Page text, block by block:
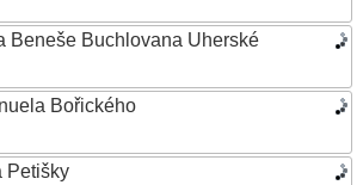
Beneše Buchlovana Uherské
Bořického
Petišky